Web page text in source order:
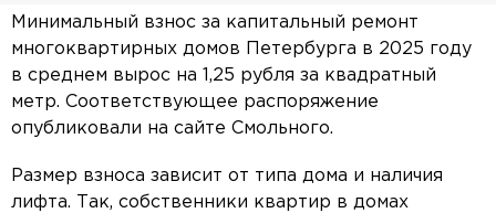
Минимальный взнос за капитальный ремонт
многоквартирных домов Петербурга в 2025 году
в среднем вырос на 1,25 рубля за квадратный
метр. Соответствующее распоряжение
опубликовали на сайте Смольного.
Размер взноса зависит от типа дома и наличия
лифта. Так, собственники квартир в домах